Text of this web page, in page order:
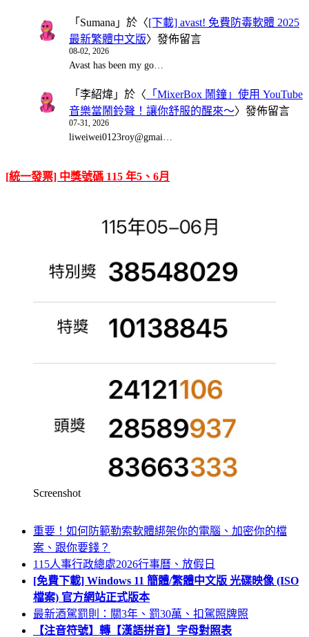
「 Sumana 」於〈[下載] avast! 免費防毒軟體 2025
最新繁體中文版〉發佈留言
08-02, 2026
Avast has been my go…
「 李紹煒 」於〈 「MixerBox 鬧鐘」使用 YouTube
音樂當鬧鈴聲！讓你舒服的醒來～〉發佈留言
07-31, 2026
liweiwei0123roy@gmai…
[統一發票] 中獎號碼 115 年5、6月
Screenshot
重要！如何防範勒索軟體綁架你的電腦、加密你的檔
案、跟你要錢？
115人事行政總處2026行事曆、放假日
[免費下載] Windows 11 簡體/繁體中文版 光碟映像 (ISO
檔案) 官方網站正式版本
最新酒駕罰則：關3年、罰30萬、扣駕照牌照
【注音符號】轉【漢語拼音】字母對照表